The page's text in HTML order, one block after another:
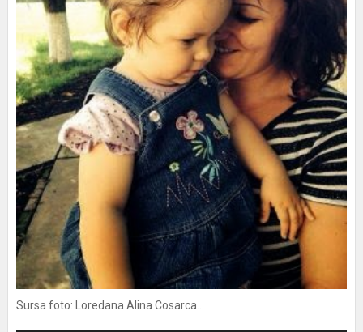
Sursa foto: Loredana Alina Cosarca...